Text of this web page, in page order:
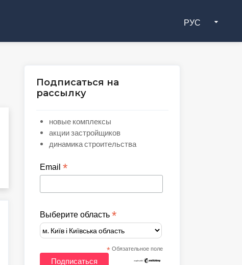
РУС
Подписаться на
рассылку
новые комплексы
акции застройщиков
динамика строительства
Email*
Выберите область*
* Обязательное поле